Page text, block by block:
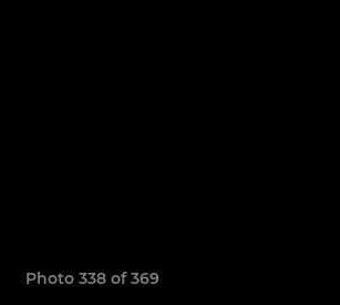
Photo 338 of 369